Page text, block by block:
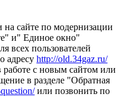
на сайте по модернизации
и" Единое окно"
всех пользователей
адресу http://old.34gaz.ru/
с новым сайтом или
в разделе "Обратная
или позвонить по